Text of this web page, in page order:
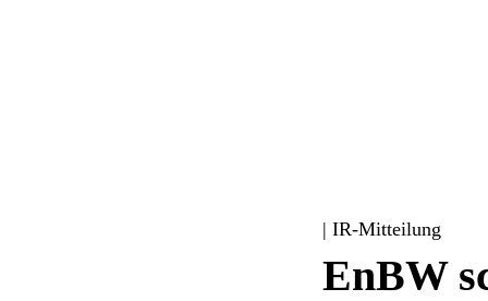
| IR-Mitteilung
EnBW